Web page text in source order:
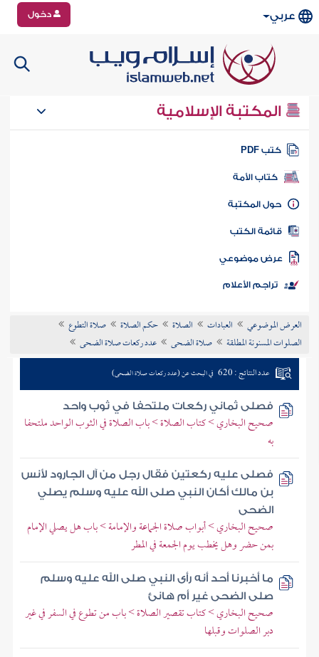
عربي دخول
المكتبة الإسلامية
كتب PDF
كتاب الأمة
المكتبة
الكتب
موضوعي
تراجم الأعلام
العرض الموضوعي العبادات الصلاة حكم الصلاة
صلاة التطوع
الصلوات المسنونة المطلقة
صلاة الضحى عدد ركعات صلاة الضحى
عدد النتائج : 620 في البحث عن (عدد ركعات صلاة الضحى)
فصلى ثماني ركعات ملتحفا في ثوب واحد
صحيح البخاري > كتاب الصلاة > باب الصلاة في الثوب الواحد ملتحفا
به
فصلى عليه ركعتين فقال رجل من آل الجارود لأنس
بن مالك أكان النبي صلى الله عليه وسلم يصلي
الضحى
صحيح البخاري > أبواب صلاة الجماعة والإمامة > باب هل يصلي الإمام
بمن حضر وهل يخطب يوم الجمعة في المطر
ما أخبرنا أحد أنه رأى النبي صلى الله عليه وسلم
صلى الضحى غير أم هانئ
صحيح البخاري > كتاب تقصير الصلاة > باب من تطوع في السفر في غير
دبر الصلوات وقبلها